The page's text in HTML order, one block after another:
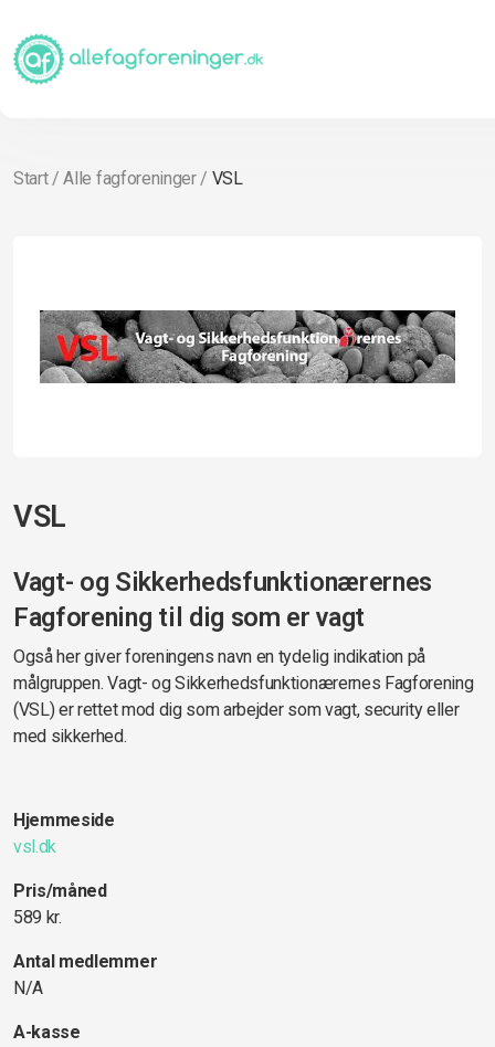
Start/Alle fagforeninger/ VSL
VSL
Vagt- og Sikkerhedsfunktionærernes
Fagforening til dig som er vagt
Også her giver foreningens navn en tydelig indikation på
målgruppen. Vagt- og Sikkerhedsfunktionærernes Fagforening
(VSL) er rettet mod dig som arbejder som vagt, security eller
med sikkerhed.
Hjemmeside
vsl.dk
Pris/måned
589 kr.
Antal medlemmer
N/A
A-kasse